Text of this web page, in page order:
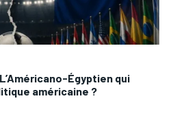
Égyptien qui
américaine ?